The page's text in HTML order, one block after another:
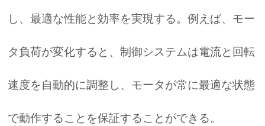
し、最適な性能と効率を実現する。例えば、モー
タ負荷が変化すると、制御システムは電流と回転
速度を自動的に調整し、モータが常に最適な状態
で動作することを保証することができる。